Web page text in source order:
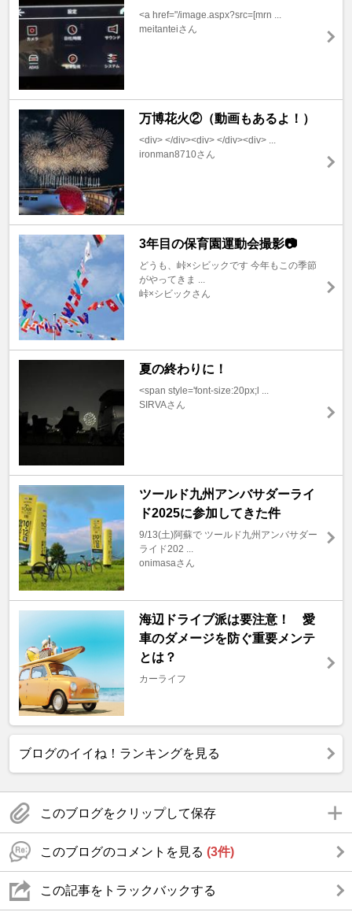
<a href="/image.aspx?src=[mrn ...
meitanteiさん
万博花火②（動画もあるよ！）
<div> </div><div> </div><div> ...
ironman8710さん
3年目の保育園運動会撮影📷
どうも、峠×シビックです 今年もこの季節
がやってきま ...
峠×シビックさん
夏の終わりに！
<span style='font-size:20px;l ...
SIRVAさん
ツールド九州アンバサダーライ
ド2025に参加してきた件
9/13(土)阿蘇で ツールド九州アンバサダー
ライド202 ...
onimasaさん
海辺ドライブ派は要注意！ 愛
車のダメージを防ぐ重要メンテ
とは？
カーライフ
ブログのイイね！ランキングを見る
このブログをクリップして保存
このブログのコメントを見る (3件)
この記事をトラックバックする